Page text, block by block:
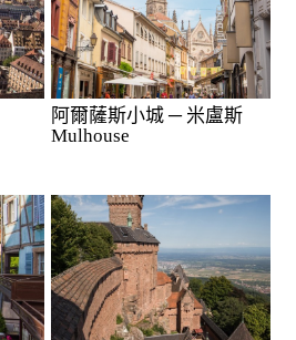
阿爾薩斯小城 ─ 米盧斯
Mulhouse